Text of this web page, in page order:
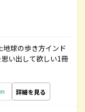
地球の歩き方インド
い出して欲しい1冊
詳細を見る